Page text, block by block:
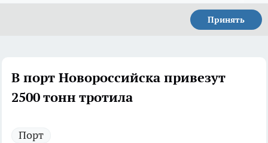
Принять
В порт Новороссийска привезут
2500 тонн тротила
Порт